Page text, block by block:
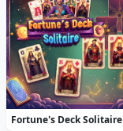
Fortune's Deck Solitaire